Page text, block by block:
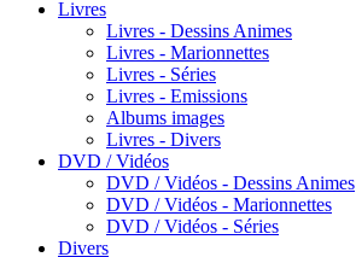
Livres
Livres - Dessins Animes
Livres - Marionnettes
Livres - Séries
Livres - Emissions
Albums images
Livres - Divers
DVD / Vidéos
DVD / Vidéos - Dessins Animes
DVD / Vidéos - Marionnettes
DVD / Vidéos - Séries
Divers